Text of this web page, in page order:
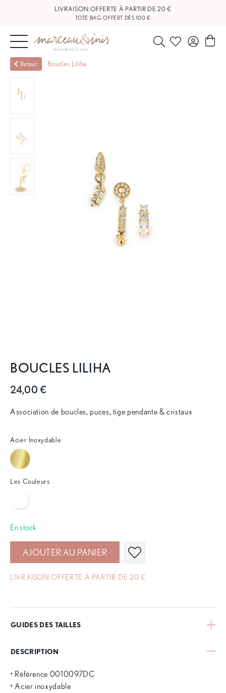
LIVRAISON OFFERTE À PARTIR DE 20 €
TOTE BAG OFFERT DÈS 100 €
NOUVEAUTÉS
OUTLET
BLOG
NOS
BOUTIQUES
Retour Boucles Liliha
BOUCLES LILIHA
24,00 €
Association de boucles, puces, tige pendante & cristaux
Acier Inoxydable
Les Couleurs
En stock
AJOUTER AU PANIER
LIVRAISON OFFERTE À PARTIR DE 20 €
GUIDES DES TAILLES
DESCRIPTION
• Référence 0010097DC
• Acier inoxydable